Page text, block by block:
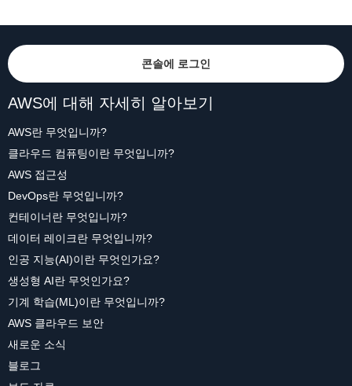
콘솔에 로그인
AWS에 대해 자세히 알아보기
AWS란 무엇입니까?
클라우드 컴퓨팅이란 무엇입니까?
AWS 접근성
DevOps란 무엇입니까?
컨테이너란 무엇입니까?
데이터 레이크란 무엇입니까?
인공 지능(AI)이란 무엇인가요?
생성형 AI란 무엇인가요?
기계 학습(ML)이란 무엇입니까?
AWS 클라우드 보안
새로운 소식
블로그